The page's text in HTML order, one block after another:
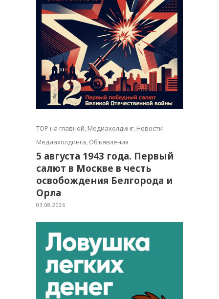
TOP на главной, Медиахолдинг, Новости
Медиахолдинга, Объявления
5 августа 1943 года. Первый
салют в Москве в честь
освобождения Белгорода и
Орла
03.08.2026